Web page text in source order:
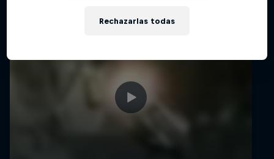
Rechazarlas todas